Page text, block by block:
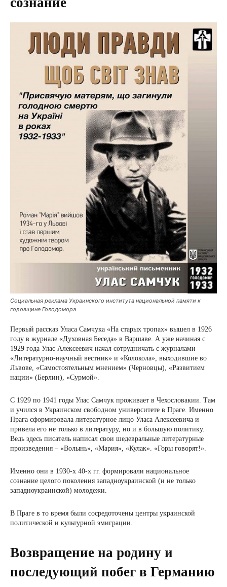
Социальная реклама Украинского института национальной памяти к
годовщине Голодомора
Первый рассказ Уласа Самчука «На старых тропах» вышел в 1926
году в журнале «Духовная Беседа» в Варшаве. А уже начиная с
1929 года Улас Алексеевич начал сотрудничать с журналами
«Литературно-научный вестник» и «Колокола», выходившие во
Львове, «Самостоятельным мнением» (Черновцы), «Развитием
нации» (Берлин), «Сурмой».
С 1929 по 1941 годы Улас Самчук проживает в Чехословакии. Там
и учился в Украинском свободном университете в Праге. Именно
Прага сформировала литературное лицо Уласа Алексеевича и
привела его не только в литературу, но и в большую политику.
Ведь здесь писатель написал свои шедевральные литературные
произведения – «Волынь», «Мария», «Кулак». «Горы говорят!».
Именно они в 1930-х 40-х гг. формировали национальное
сознание целого поколения западноукраинской (и не только
западноукраинской) молодежи.
В Праге в то время были сосредоточены центры украинской
политической и культурной эмиграции.
Возвращение на родину и
последующий побег в Германию